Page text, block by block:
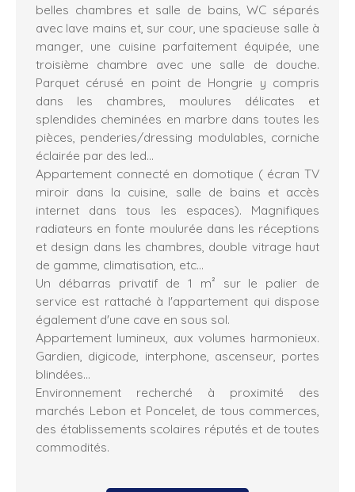
belles chambres et salle de bains, WC séparés
avec lave mains et, sur cour, une spacieuse salle à
manger, une cuisine parfaitement équipée, une
troisième chambre avec une salle de douche.
Parquet cérusé en point de Hongrie y compris
dans les chambres, moulures délicates et
splendides cheminées en marbre dans toutes les
pièces, penderies/dressing modulables, corniche
éclairée par des led...
Appartement connecté en domotique ( écran TV
miroir dans la cuisine, salle de bains et accès
internet dans tous les espaces). Magnifiques
radiateurs en fonte moulurée dans les réceptions
et design dans les chambres, double vitrage haut
de gamme, climatisation, etc...
Un débarras privatif de 1 m² sur le palier de
service est rattaché à l'appartement qui dispose
également d'une cave en sous sol.
Appartement lumineux, aux volumes harmonieux.
Gardien, digicode, interphone, ascenseur, portes
blindées...
Environnement recherché à proximité des
marchés Lebon et Poncelet, de tous commerces,
des établissements scolaires réputés et de toutes
commodités.